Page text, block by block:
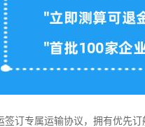
签订专属运输协议，拥有优先